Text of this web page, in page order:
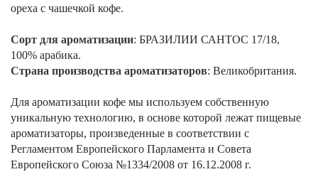
ореха с чашечкой кофе.
Сорт для ароматизации: БРАЗИЛИИ САНТОС 17/18,
100% арабика.
Страна производства ароматизаторов: Великобритания.
Для ароматизации кофе мы используем собственную
уникальную технологию, в основе которой лежат пищевые
ароматизаторы, произведенные в соответствии с
Регламентом Европейского Парламента и Совета
Европейского Союза №1334/2008 от 16.12.2008 г.